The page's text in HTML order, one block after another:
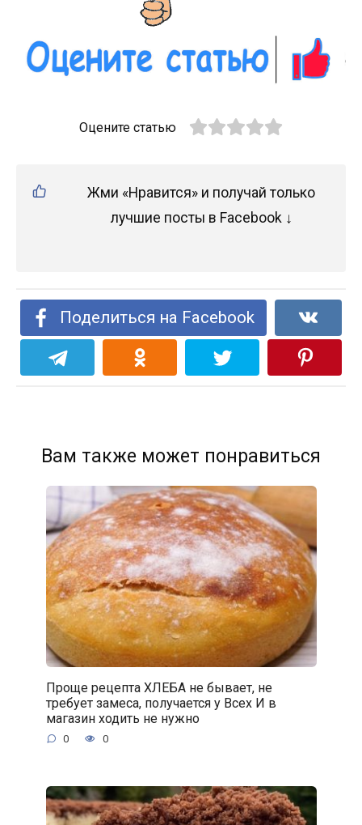
Оцените статью
Жми «Нравится» и получай только
лучшие посты в Facebook ↓
Поделиться на Facebook
Вам также может понравиться
Проще рецепта ХЛЕБА не бывает, не
требует замеса, получается у Всех И в
магазин ходить не нужно
0 0